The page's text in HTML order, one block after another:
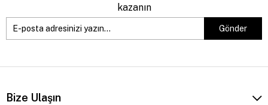
kazanın
Gönder
Bize Ulaşın